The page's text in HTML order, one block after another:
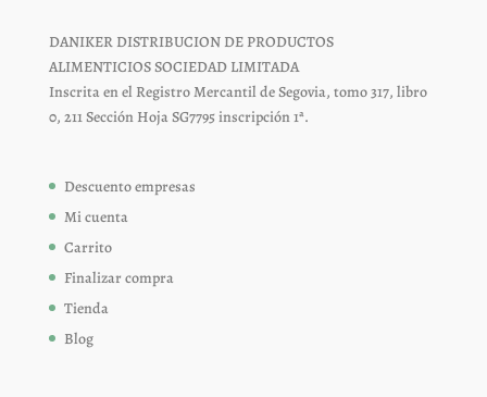
DANIKER DISTRIBUCION DE PRODUCTOS
ALIMENTICIOS SOCIEDAD LIMITADA
Inscrita en el Registro Mercantil de Segovia, tomo 317, libro
0, 211 Sección Hoja SG7795 inscripción 1ª.
Descuento empresas
Mi cuenta
Carrito
Finalizar compra
Tienda
Blog